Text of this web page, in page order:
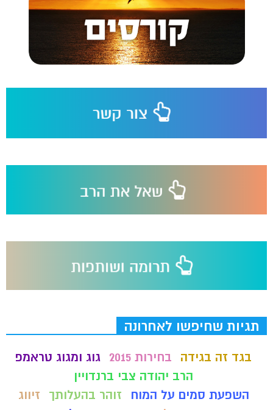
תגיות שחיפשו לאחרונה
בגד זה בגידה בחירות 2015
גוג ומגוג טראמפ
הרב יהודה צבי ברנדויין
השפעת סמים על המוח
זוהר בהעלותך
זיווג